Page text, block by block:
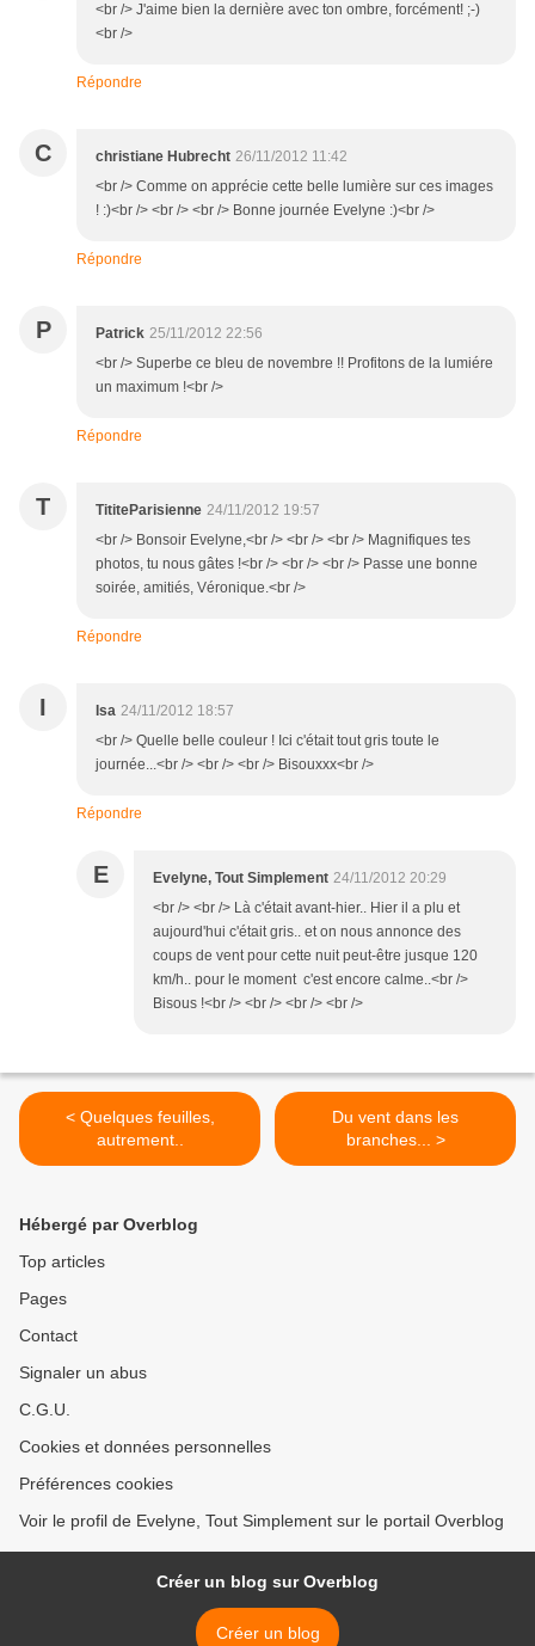
<br /> J'aime bien la dernière avec ton ombre, forcément! ;-)
<br />
Répondre
C christiane Hubrecht 26/11/2012 11:42
<br /> Comme on apprécie cette belle lumière sur ces images
! :)<br /> <br /> <br /> Bonne journée Evelyne :)<br />
Répondre
P Patrick 25/11/2012 22:56
<br /> Superbe ce bleu de novembre !! Profitons de la lumiére
un maximum !<br />
Répondre
T TititeParisienne 24/11/2012 19:57
<br /> Bonsoir Evelyne,<br /> <br /> <br /> Magnifiques tes
photos, tu nous gâtes !<br /> <br /> <br /> Passe une bonne
soirée, amitiés, Véronique.<br />
Répondre
I Isa 24/11/2012 18:57
<br /> Quelle belle couleur ! Ici c'était tout gris toute le
journée...<br /> <br /> <br /> Bisouxxx<br />
Répondre
E Evelyne, Tout Simplement 24/11/2012 20:29
<br /> <br /> Là c'était avant-hier.. Hier il a plu et
aujourd'hui c'était gris.. et on nous annonce des
coups de vent pour cette nuit peut-être jusque 120
km/h.. pour le moment c'est encore calme..<br />
Bisous !<br /> <br /> <br /> <br />
< Quelques feuilles,
autrement..
Du vent dans les
branches... >
Hébergé par Overblog
Top articles
Pages
Contact
Signaler un abus
C.G.U.
Cookies et données personnelles
Préférences cookies
Voir le profil de Evelyne, Tout Simplement sur le portail Overblog
Créer un blog sur Overblog
Créer un blog